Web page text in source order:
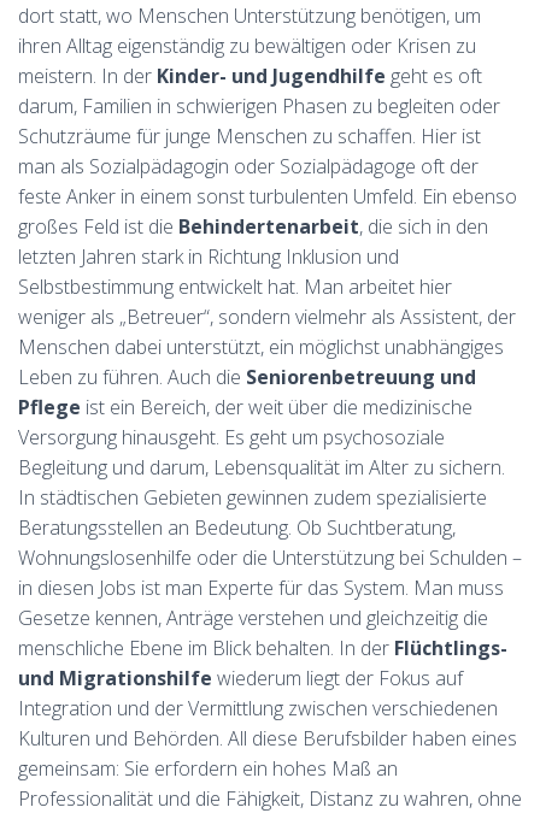
dort statt, wo Menschen Unterstützung benötigen, um
ihren Alltag eigenständig zu bewältigen oder Krisen zu
meistern. In der Kinder- und Jugendhilfe geht es oft
darum, Familien in schwierigen Phasen zu begleiten oder
Schutzräume für junge Menschen zu schaffen. Hier ist
man als Sozialpädagogin oder Sozialpädagoge oft der
feste Anker in einem sonst turbulenten Umfeld. Ein ebenso
großes Feld ist die Behindertenarbeit, die sich in den
letzten Jahren stark in Richtung Inklusion und
Selbstbestimmung entwickelt hat. Man arbeitet hier
weniger als „Betreuer“, sondern vielmehr als Assistent, der
Menschen dabei unterstützt, ein möglichst unabhängiges
Leben zu führen. Auch die Seniorenbetreuung und
Pflege ist ein Bereich, der weit über die medizinische
Versorgung hinausgeht. Es geht um psychosoziale
Begleitung und darum, Lebensqualität im Alter zu sichern.
In städtischen Gebieten gewinnen zudem spezialisierte
Beratungsstellen an Bedeutung. Ob Suchtberatung,
Wohnungslosenhilfe oder die Unterstützung bei Schulden –
in diesen Jobs ist man Experte für das System. Man muss
Gesetze kennen, Anträge verstehen und gleichzeitig die
menschliche Ebene im Blick behalten. In der Flüchtlings-
und Migrationshilfe wiederum liegt der Fokus auf
Integration und der Vermittlung zwischen verschiedenen
Kulturen und Behörden. All diese Berufsbilder haben eines
gemeinsam: Sie erfordern ein hohes Maß an
Professionalität und die Fähigkeit, Distanz zu wahren, ohne